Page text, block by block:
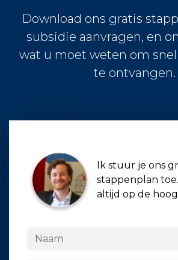
Download ons gratis
subsidie aanvragen, en
wat u moet weten om
te ontvangen.
Ik stuur je ons
stappenplan
altijd op de